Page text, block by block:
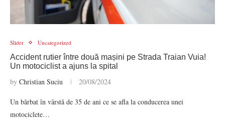
Slider Uncategorized
Accident rutier între două mașini pe Strada Traian Vuia!
Un motociclist a ajuns la spital
by Christian Suciu 20/08/2024
Un bărbat în vârstă de 35 de ani ce se afla la conducerea unei
motociclete…